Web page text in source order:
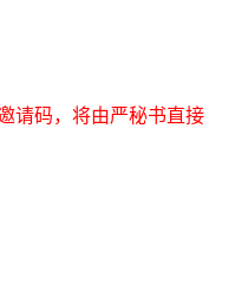
请码，将由严秘书直接